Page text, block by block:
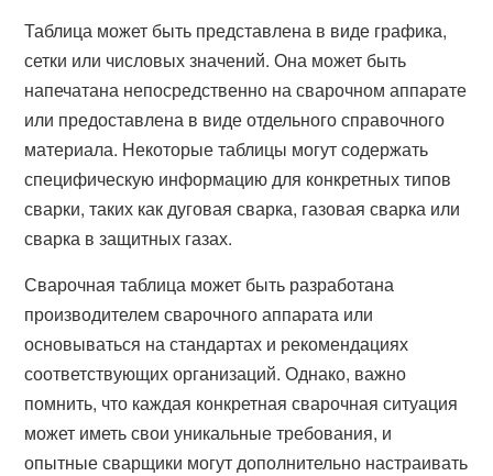
Таблица может быть представлена в виде графика,
сетки или числовых значений. Она может быть
напечатана непосредственно на сварочном аппарате
или предоставлена в виде отдельного справочного
материала. Некоторые таблицы могут содержать
специфическую информацию для конкретных типов
сварки, таких как дуговая сварка, газовая сварка или
сварка в защитных газах.
Сварочная таблица может быть разработана
производителем сварочного аппарата или
основываться на стандартах и рекомендациях
соответствующих организаций. Однако, важно
помнить, что каждая конкретная сварочная ситуация
может иметь свои уникальные требования, и
опытные сварщики могут дополнительно настраивать